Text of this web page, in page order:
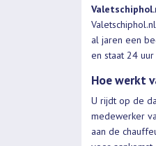
al jaren een
en staat 24
Hoe werkt
U rijdt op de
medewerker
aan de